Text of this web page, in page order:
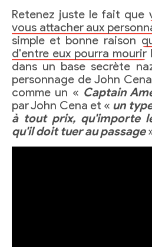
Retenez juste le fait que
vous attacher aux
simple et bonne raison
d'entre eux pourra mourir
dans un base secrète
personnage de John
comme un « Captain
par John Cena et « un
à tout prix, qu'importe
qu'il doit tuer au passage